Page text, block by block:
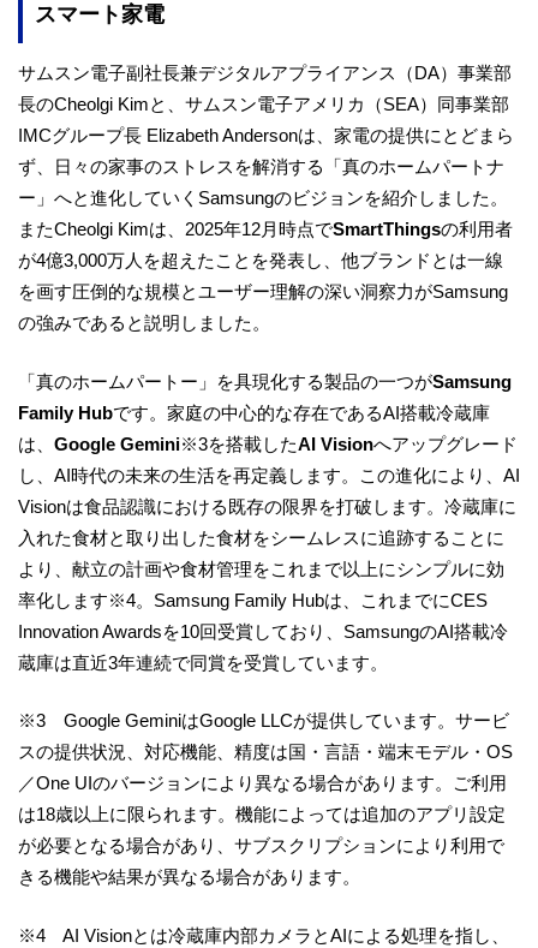
スマート家電
サムスン電子副社長兼デジタルアプライアンス（DA）事業部
長のCheolgi Kimと、サムスン電子アメリカ（SEA）同事業部
IMCグループ長 Elizabeth Andersonは、家電の提供にとどまら
ず、日々の家事のストレスを解消する「真のホームパートナ
ー」へと進化していくSamsungのビジョンを紹介しました。
またCheolgi Kimは、2025年12月時点でSmartThingsの利用者
が4億3,000万人を超えたことを発表し、他ブランドとは一線
を画す圧倒的な規模とユーザー理解の深い洞察力がSamsung
の強みであると説明しました。
「真のホームパートー」を具現化する製品の一つがSamsung
Family Hubです。家庭の中心的な存在であるAI搭載冷蔵庫
は、 Google Gemini※3を搭載したAI Visionへアップグレード
し、AI時代の未来の生活を再定義します。この進化により、AI
Visionは食品認識における既存の限界を打破します。冷蔵庫に
入れた食材と取り出した食材をシームレスに追跡することに
より、献立の計画や食材管理をこれまで以上にシンプルに効
率化します※4。Samsung Family Hubは、これまでにCES
Innovation Awardsを10回受賞しており、SamsungのAI搭載冷
蔵庫は直近3年連続で同賞を受賞しています。
※3 Google GeminiはGoogle LLCが提供しています。サービ
スの提供状況、対応機能、精度は国・言語・端末モデル・OS
／One UIのバージョンにより異なる場合があります。ご利用
は18歳以上に限られます。機能によっては追加のアプリ設定
が必要となる場合があり、サブスクリプションにより利用で
きる機能や結果が異なる場合があります。
※4 AI Visionとは冷蔵庫内部カメラとAIによる処理を指し、